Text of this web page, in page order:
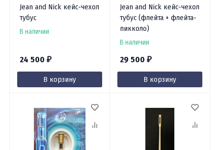
Jean and Nick кейс-чехол
тубус
В наличии
24 500 ₽
В корзину
Jean and Nick кейс-чехол
тубус (флейта + флейта-
пикколо)
В наличии
29 500 ₽
В корзину